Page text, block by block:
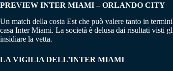
PREVIEW INTER MIAMI – ORLANDO CITY
Un match della costa Est che può valere tanto in
casa Inter Miami. La società è delusa dai risultati visti
insidiare la vetta.
LA VIGILIA DELL’INTER MIAMI